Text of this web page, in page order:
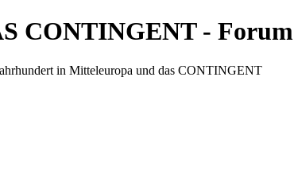
CONTINGENT - Forum
in Mitteleuropa und das CONTINGENT